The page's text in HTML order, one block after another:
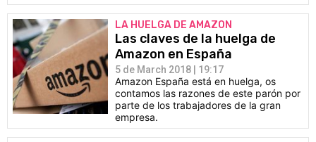
LA HUELGA DE AMAZON
Las claves de la huelga de
Amazon en España
5 de March 2018 | 19:17
Amazon España está en huelga, os
contamos las razones de este parón por
parte de los trabajadores de la gran
empresa.